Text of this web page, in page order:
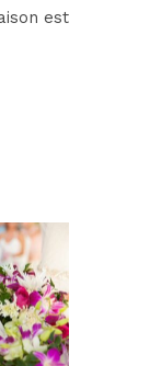
est